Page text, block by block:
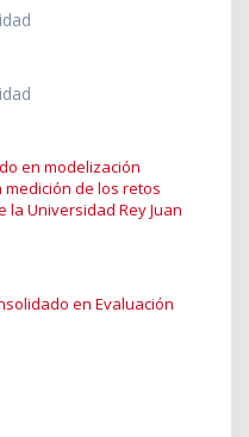
en modelización
de los retos
la Universidad Rey Juan
en Evaluación